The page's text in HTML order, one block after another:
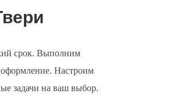
срок. Выполним
оформление. Настроим
задачи на ваш выбор.